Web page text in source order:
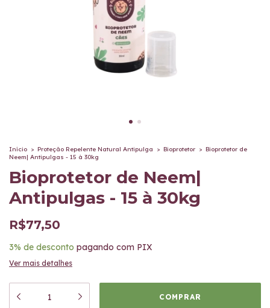
Início > Proteção Repelente Natural Antipulga > Bioprotetor > Bioprotetor de
Neem| Antipulgas - 15 à 30kg
Bioprotetor de Neem|
Antipulgas - 15 à 30kg
R$77,50
3% de desconto pagando com PIX
Ver mais detalhes